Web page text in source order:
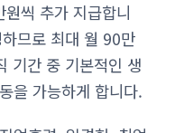
씩 추가 지급합니
므로 최대 월 90만
기간 중 기본적인 생
을 가능하게 합니다.